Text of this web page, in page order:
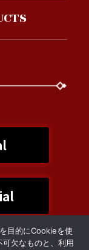
目的にCookieを使
欠なものと、利用